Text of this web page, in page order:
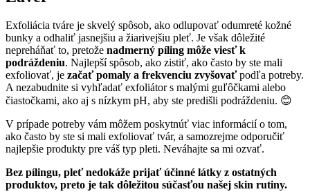
Exfoliácia tváre je skvelý spôsob, ako odlupovať odumreté kožné
bunky a odhaliť jasnejšiu a žiarivejšiu pleť. Je však dôležité
nepreháňať to, pretože nadmerný píling môže viesť k
podráždeniu. Najlepší spôsob, ako zistiť, ako často by ste mali
exfoliovať, je začať pomaly a frekvenciu zvyšovaťpodľa potreby.
A nezabudnite si vyhľadať exfoliátor s malými guľôčkami alebo
čiastočkami, ako aj s nízkym pH, aby ste predišli podráždeniu. 😊
V prípade potreby vám môžem poskytnúť viac informácií o tom,
ako často by ste si mali exfoliovať tvár, a samozrejme odporučiť
najlepšie produkty pre váš typ pleti. Neváhajte sa mi ozvať.
Bez pílingu, pleť nedokáže prijať účinné látky z ostatných
produktov, preto je tak dôležitou súčasťou našej skin rutiny.